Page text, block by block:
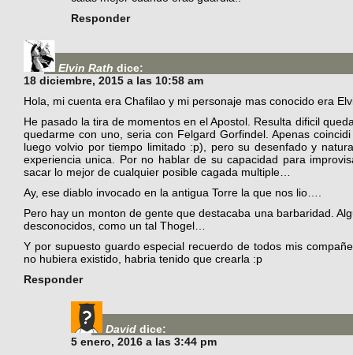
Responder
Elvin Rath dice:
18 diciembre, 2015 a las 10:58 am
Hola, mi cuenta era Chafilao y mi personaje mas conocido era
He pasado la tira de momentos en el Apostol. Resulta dificil
quedarme con uno, seria con Felgard Gorfindel. Apenas
luego volvio por tiempo limitado :p), pero su desenfado y
experiencia unica. Por no hablar de su capacidad para
sacar lo mejor de cualquier posible cagada multiple…
Ay, ese diablo invocado en la antigua Torre la que nos lio….
Pero hay un monton de gente que destacaba una barbaridad.
desconocidos, como un tal Thogel…
Y por supuesto guardo especial recuerdo de todos mis
no hubiera existido, habria tenido que crearla :p
Responder
David dice:
5 enero, 2016 a las 3:44 pm